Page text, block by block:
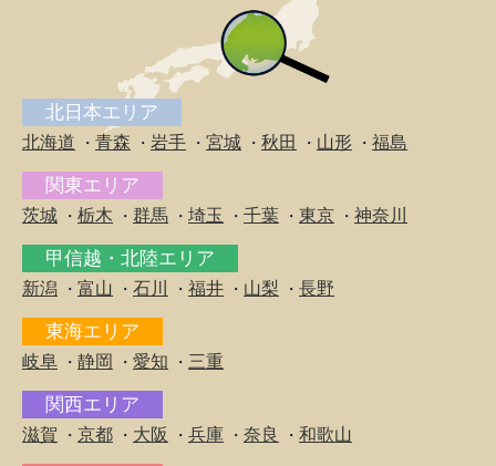
北日本エリア
北海道 ・ 青森 ・ 岩手 ・ 宮城 ・ 秋田 ・ 山形 ・ 福島
関東エリア
茨城 ・ 栃木 ・ 群馬 ・ 埼玉 ・ 千葉 ・ 東京 ・ 神奈川
甲信越・北陸エリア
新潟 ・ 富山 ・ 石川 ・ 福井 ・ 山梨 ・ 長野
東海エリア
岐阜 ・ 静岡 ・ 愛知 ・ 三重
関西エリア
滋賀 ・ 京都 ・ 大阪 ・ 兵庫 ・ 奈良 ・ 和歌山